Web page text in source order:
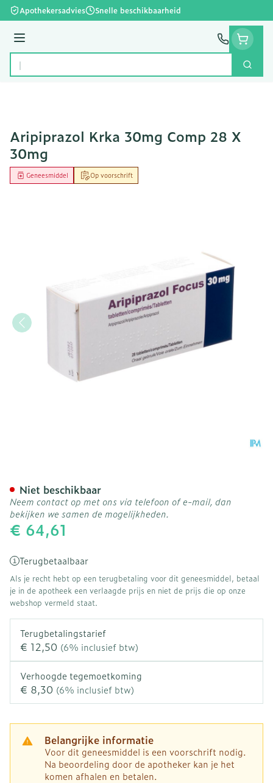
Ga naar de inhoud
Apothekersadvies Snelle beschikbaarheid
Menu
Product, merk, categorie...
Zoek
Aripiprazol Krka 30mg Comp 28 X
30mg
Op voorschrift
Geneesmiddel
€ 64,61
Terugbetaalbaar
Als je recht hebt op een terugbetaling voor dit geneesmiddel, betaal
je in de apotheek een verlaagde prijs en niet de prijs die op onze
webshop vermeld staat.
Terugbetalingstarief
€ 12,50 (6% inclusief btw)
Verhoogde tegemoetkoming
€ 8,30 (6% inclusief btw)
Belangrijke informatie
Voor dit geneesmiddel is een voorschrift nodig.
Na beoordeling door de apotheker kan je het
komen afhalen en betalen.
Niet beschikbaar
Neem contact op met ons via telefoon of e-mail, dan
bekijken we samen de mogelijkheden.